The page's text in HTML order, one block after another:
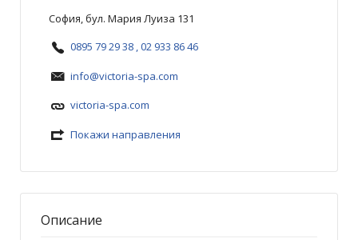
София, бул. Мария Луиза 131
0895 79 29 38 , 02 933 86 46
info@victoria-spa.com
victoria-spa.com
Покажи направления
Описание